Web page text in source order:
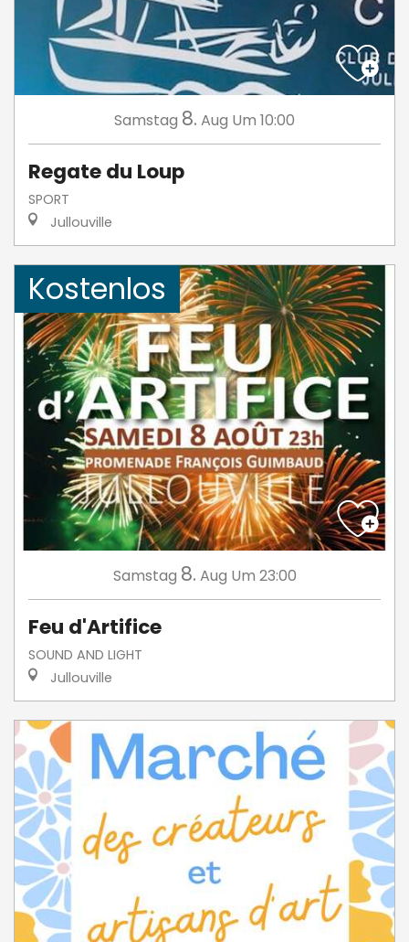
Samstag 8. Aug Um 10:00
Regate du Loup
SPORT
Jullouville
Kostenlos
Samstag 8. Aug Um 23:00
Feu d'Artifice
SOUND AND LIGHT
Jullouville